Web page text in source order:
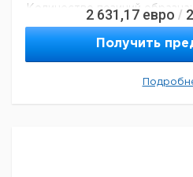
Количество позиций образца:
2 631,17 евро /
Получить